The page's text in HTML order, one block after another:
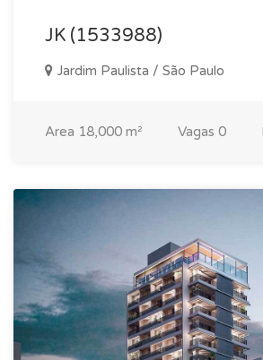
JK (1533988)
Jardim Paulista / São Paulo
Area 18,000 m² Vagas 0